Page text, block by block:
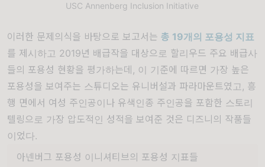
USC Annenberg Inclusion Initiative
이러한 문제의식을 바탕으로 보고서는 총 19개의 포용성 지표
를 제시하고 2019년 배급작을 대상으로 할리우드 주요 배급사
들의 포용성 현황을 평가하는데, 이 기준에 따르면 가장 높은
포용성을 보여주는 스튜디오는 유니버설과 파라마운트였고, 흥
행 면에서 여성 주인공이나 유색인종 주인공을 포함한 스토리
텔링으로 가장 압도적인 성적을 보여준 것은 디즈니의 작품들
이었다.
아넨버그 포용성 이니셔티브의 포용성 지표들